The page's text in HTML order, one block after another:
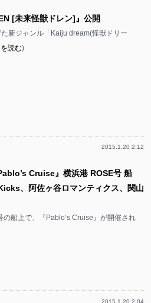
[未来怪獣ドレン]』公開
新ジャンル「Kaiju dream(怪獣ドリー
読む)
2015.1.20 2:12
Cruise』横浜港 ROSE号 船
、阿佐ヶ谷ロマンティクス、関山
船上で、『Pablo’s Cruise』が開催され
2015.1.20 2:04